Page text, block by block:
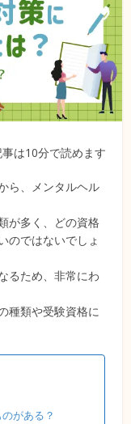
は10分で読めます
ら、メンタルヘル
が多く、どの資格
のではないでしょ
るため、非常にわ
種類や受験資格に
がある？